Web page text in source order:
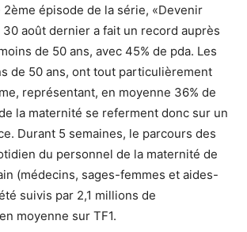
2ème épisode de la série, «Devenir
30 août dernier a fait un record auprès
de 50 ans, avec 45% de pda. Les
de 50 ans, ont tout particulièrement
représentant, en moyenne 36% de
la maternité se referment donc sur un
Durant 5 semaines, le parcours des
du personnel de la maternité de
(médecins, sages-femmes et aides-
suivis par 2,1 millions de
moyenne sur TF1.